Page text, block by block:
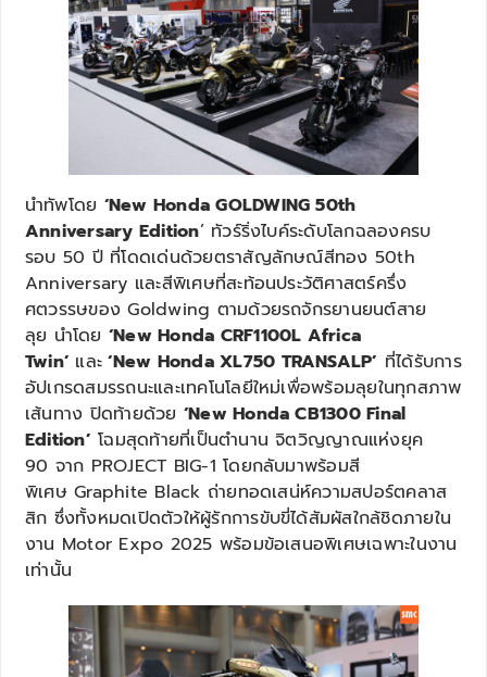
นำทัพโดย ‘New Honda GOLDWING 50th
Anniversary Edition’ ทัวร์ริ่งไบค์ระดับโลกฉลองครบ
รอบ 50 ปี ที่โดดเด่นด้วยตราสัญลักษณ์สีทอง 50th
Anniversary และสีพิเศษที่สะท้อนประวัติศาสตร์ครึ่ง
ศตวรรษของ Goldwing ตามด้วยรถจักรยานยนต์สาย
ลุย นำโดย ‘New Honda CRF1100L Africa
Twin’ และ ‘New Honda XL750 TRANSALP’ ที่ได้รับการ
อัปเกรดสมรรถนะและเทคโนโลยีใหม่เพื่อพร้อมลุยในทุกสภาพ
เส้นทาง ปิดท้ายด้วย ‘New Honda CB1300 Final
Edition’ โฉมสุดท้ายที่เป็นตำนาน จิตวิญญาณแห่งยุค
90 จาก PROJECT BIG-1 โดยกลับมาพร้อมสี
พิเศษ Graphite Black ถ่ายทอดเสน่ห์ความสปอร์ตคลาส
สิก ซึ่งทั้งหมดเปิดตัวให้ผู้รักการขับขี่ได้สัมผัสใกล้ชิดภายใน
งาน Motor Expo 2025 พร้อมข้อเสนอพิเศษเฉพาะในงาน
เท่านั้น